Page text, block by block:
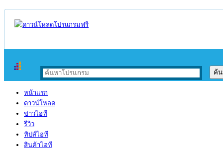
หน้าแรก
ดาวน์โหลด
ข่าวไอที
รีวิว
ทิปส์ไอที
สินค้าไอที